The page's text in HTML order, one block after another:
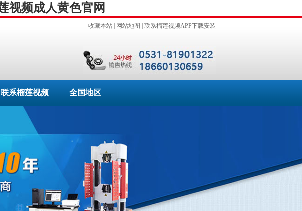
视频成人黄色官网
收藏本站 网站地图 联系榴莲视频APP下载安装
联系榴莲视频
APP下载安装
全国地区